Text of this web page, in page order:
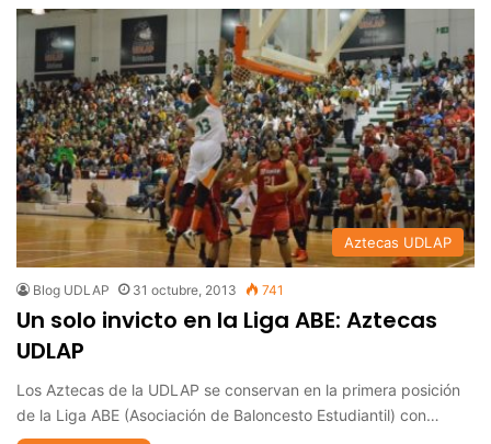
Aztecas UDLAP
Blog UDLAP 31 octubre, 2013 741
Un solo invicto en la Liga ABE: Aztecas
UDLAP
Los Aztecas de la UDLAP se conservan en la primera posición
de la Liga ABE (Asociación de Baloncesto Estudiantil) con…